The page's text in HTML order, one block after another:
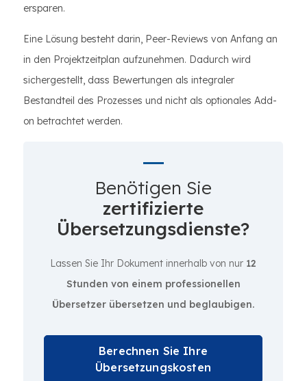
ersparen.
Eine Lösung besteht darin, Peer-Reviews von Anfang an
in den Projektzeitplan aufzunehmen. Dadurch wird
sichergestellt, dass Bewertungen als integraler
Bestandteil des Prozesses und nicht als optionales Add-
on betrachtet werden.
Benötigen Sie
zertifizierte
Übersetzungsdienste?
Lassen Sie Ihr Dokument innerhalb von nur 12
Stunden von einem professionellen
Übersetzer übersetzen und beglaubigen.
Berechnen Sie Ihre
Übersetzungskosten